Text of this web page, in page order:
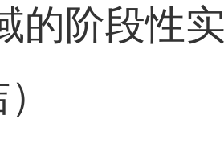
的阶段性
）